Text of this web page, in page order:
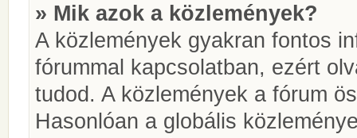
» Mik azok a közlemények?
A közlemények gyakran fontos
fórummal kapcsolatban, ezért
tudod. A közlemények a fórum
Hasonlóan a globális